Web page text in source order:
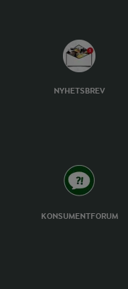
NYHETSBREV
KONSUMENTFORUM